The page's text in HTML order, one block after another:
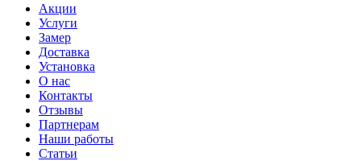
Акции
Услуги
Замер
Доставка
Установка
О нас
Контакты
Отзывы
Партнерам
Наши работы
Статьи